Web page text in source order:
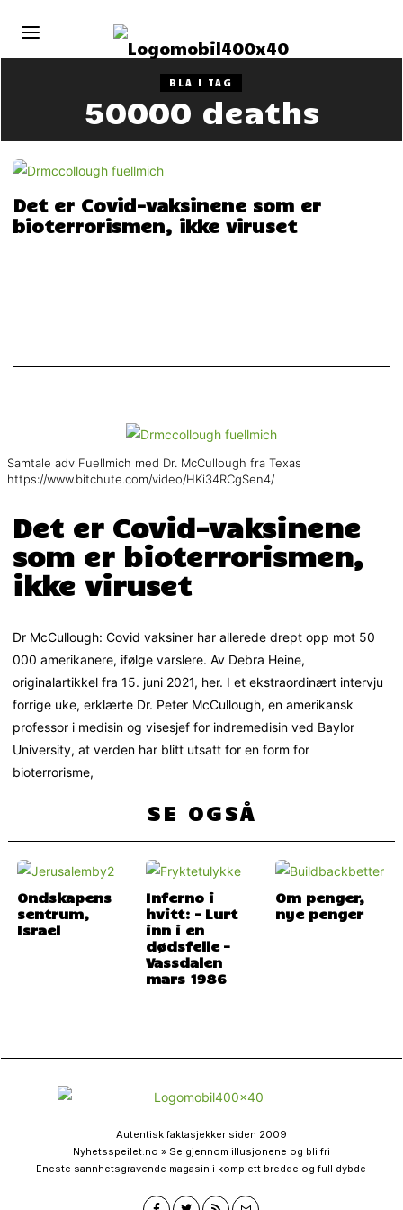
BLA I TAG
50000 deaths
Det er Covid-vaksinene som er
bioterrorismen, ikke viruset
Samtale adv Fuellmich med Dr. McCullough fra Texas
https://www.bitchute.com/video/HKi34RCgSen4/
Det er Covid-vaksinene
som er bioterrorismen,
ikke viruset
Dr McCullough: Covid vaksiner har allerede drept opp mot 50
000 amerikanere, ifølge varslere. Av Debra Heine,
originalartikkel fra 15. juni 2021, her. I et ekstraordinært intervju
forrige uke, erklærte Dr. Peter McCullough, en amerikansk
professor i medisin og visesjef for indremedisin ved Baylor
University, at verden har blitt utsatt for en form for
bioterrorisme,
SE OGSÅ
Ondskapens
sentrum,
Israel
Inferno i
hvitt: – Lurt
inn i en
dødsfelle –
Vassdalen
mars 1986
Om penger,
nye penger
Autentisk faktasjekker siden 2009
Nyhetsspeilet.no » Se gjennom illusjonene og bli fri
Eneste sannhetsgravende magasin i komplett bredde og full dybde